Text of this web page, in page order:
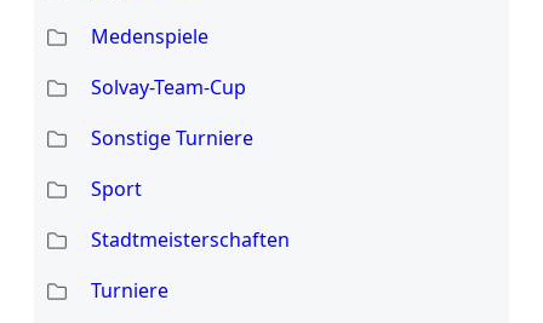
Medenspiele
Solvay-Team-Cup
Sonstige Turniere
Sport
Stadtmeisterschaften
Turniere